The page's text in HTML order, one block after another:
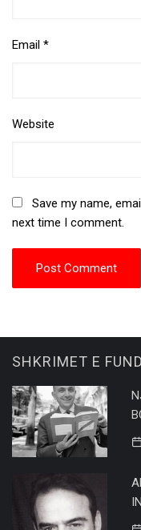
Email *
Website
Save my name,
next time I comment.
SHKRIMET E